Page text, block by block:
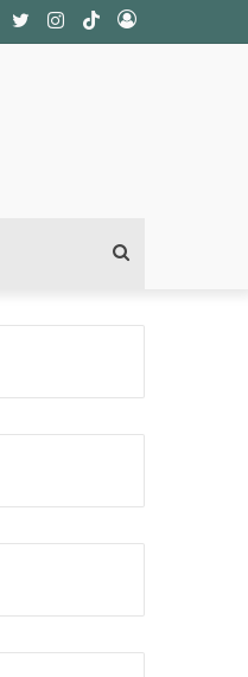
Acceso
TikTok
Instagram
Twitter
por